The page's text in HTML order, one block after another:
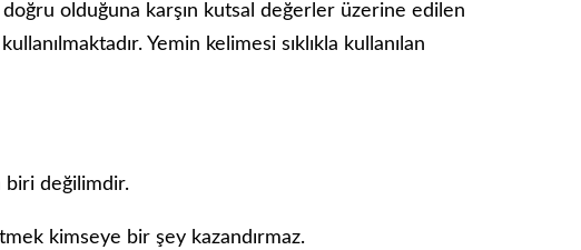
olduğuna karşın kutsal değerler üzerine edilen
Yemin kelimesi sıklıkla kullanılan
biri değilimdir.
kimseye bir şey kazandırmaz.